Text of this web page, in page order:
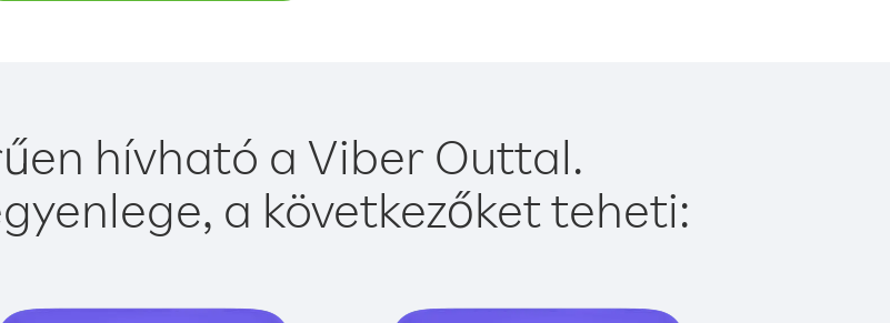
hívható a Viber Outtal.
a következőket teheti: